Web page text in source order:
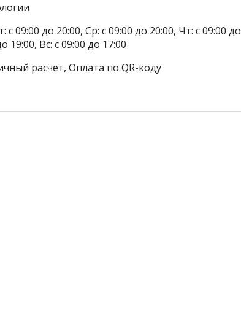
09:00 до 20:00, Ср: с 09:00 до 20:00, Чт: с 09:00 до
19:00, Вс: с 09:00 до 17:00
расчёт, Оплата по QR-коду